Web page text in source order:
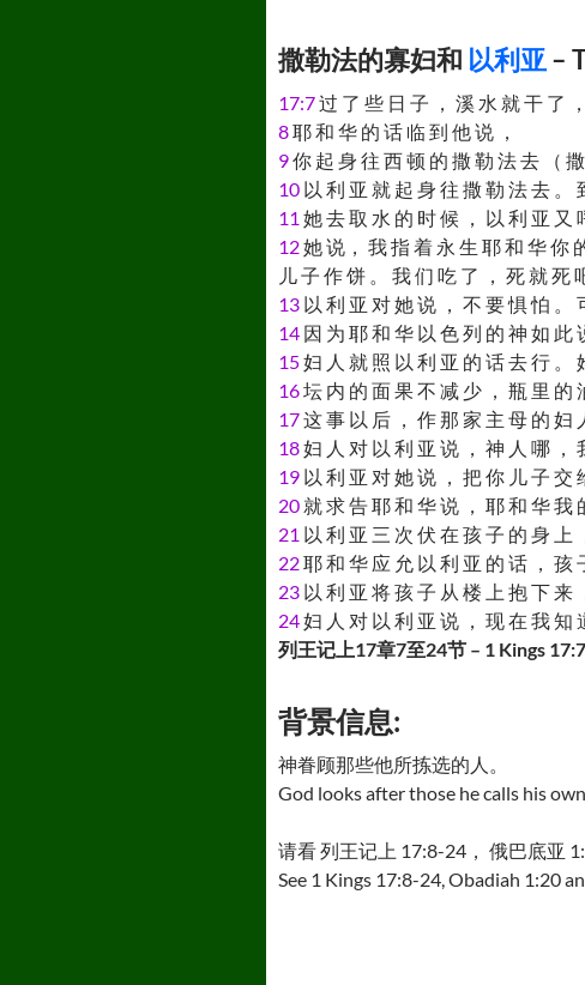
撒勒法的寡妇和 以利亚 –
17:7过 了 些 日 子 ， 溪 水 就 干 了
8耶 和 华 的 话 临 到 他 说 ，
9你 起 身 往 西 顿 的 撒 勒 法 去 （
10 以 利 亚 就 起 身 往 撒 勒 法 去 。
11 她 去 取 水 的 时 候 ， 以 利 亚 又
12她 说， 我 指 着 永 生 耶 和 华 你
儿 子 作 饼 。 我 们 吃 了 ， 死 就 死
13 以 利 亚 对 她 说 ， 不 要 惧 怕 。
14 因 为 耶 和 华 以 色 列 的 神 如 此
15妇 人 就 照 以 利 亚 的 话 去 行 。
16坛 内 的 面 果 不 减 少 ， 瓶 里 的
17这 事 以 后 ， 作 那 家 主 母 的 妇
18妇 人 对 以 利 亚 说 ， 神 人 哪 ，
19 以 利 亚 对 她 说 ， 把 你 儿 子 交
20 就 求 告 耶 和 华 说 ， 耶 和 华 我
21 以 利 亚 三 次 伏 在 孩 子 的 身 上
22耶 和 华 应 允 以 利 亚 的 话 ， 孩
23 以 利 亚 将 孩 子 从 楼 上 抱 下 来
24妇 人 对 以 利 亚 说 ， 现 在 我 知
列王记上17章7至24节 – 1 Kings
背景信息:
神眷顾那些他所拣选的人。
God looks after those he calls his
请看 列王记上 17:8-24， 俄巴底亚
See 1 Kings 17:8-24, Obadiah 1:20